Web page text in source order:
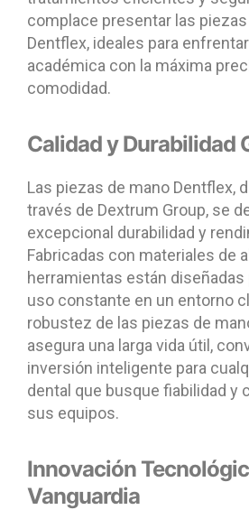
complace presentar las
Dentflex, ideales para
académica con la máxima
comodidad.
Calidad y Durabilidad
Las piezas de mano Dentflex,
través de Dextrum Group, se
excepcional durabilidad y
Fabricadas con materiales de
herramientas están diseñadas
uso constante en un entorno
robustez de las piezas de
asegura una larga vida útil,
inversión inteligente para
dental que busque fiabilidad y
sus equipos.
Innovación
Vanguardia